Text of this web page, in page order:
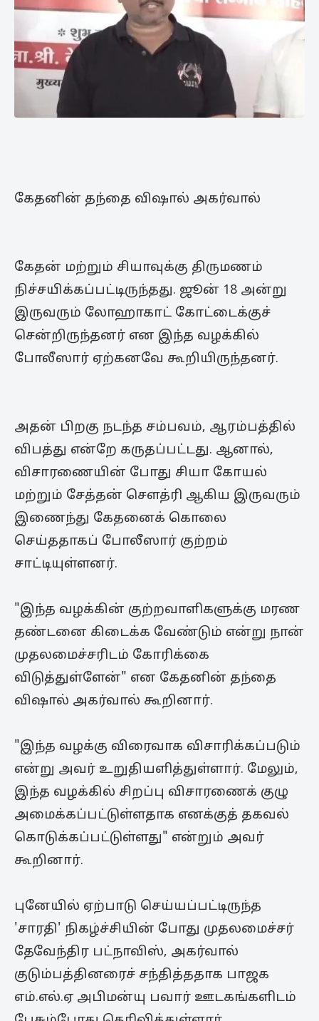
கேதனின் தந்தை விஷால் அகர்வால்
கேதன் மற்றும் சியாவுக்கு திருமணம்
நிச்சயிக்கப்பட்டிருந்தது. ஜூன் 18 அன்று
இருவரும் லோஹாகாட் கோட்டைக்குச்
சென்றிருந்தனர் என இந்த வழக்கில்
போலீஸார் ஏற்கனவே கூறியிருந்தனர்.
அதன் பிறகு நடந்த சம்பவம், ஆரம்பத்தில்
விபத்து என்றே கருதப்பட்டது. ஆனால்,
விசாரணையின் போது சியா கோயல்
மற்றும் சேத்தன் சௌத்ரி ஆகிய இருவரும்
இணைந்து கேதனைக் கொலை
செய்ததாகப் போலீஸார் குற்றம்
சாட்டியுள்ளனர்.
"இந்த வழக்கின் குற்றவாளிகளுக்கு மரண
தண்டனை கிடைக்க வேண்டும் என்று நான்
முதலமைச்சரிடம் கோரிக்கை
விடுத்துள்ளேன்" என கேதனின் தந்தை
விஷால் அகர்வால் கூறினார்.
"இந்த வழக்கு விரைவாக விசாரிக்கப்படும்
என்று அவர் உறுதியளித்துள்ளார். மேலும்,
இந்த வழக்கில் சிறப்பு விசாரணைக் குழு
அமைக்கப்பட்டுள்ளதாக எனக்குத் தகவல்
கொடுக்கப்பட்டுள்ளது" என்றும் அவர்
கூறினார்.
புனேயில் ஏற்பாடு செய்யப்பட்டிருந்த
'சாரதி' நிகழ்ச்சியின் போது முதலமைச்சர்
தேவேந்திர பட்நாவிஸ், அகர்வால்
குடும்பத்தினரைச் சந்தித்ததாக பாஜக
எம்.எல்.ஏ அபிமன்யு பவார் ஊடகங்களிடம்